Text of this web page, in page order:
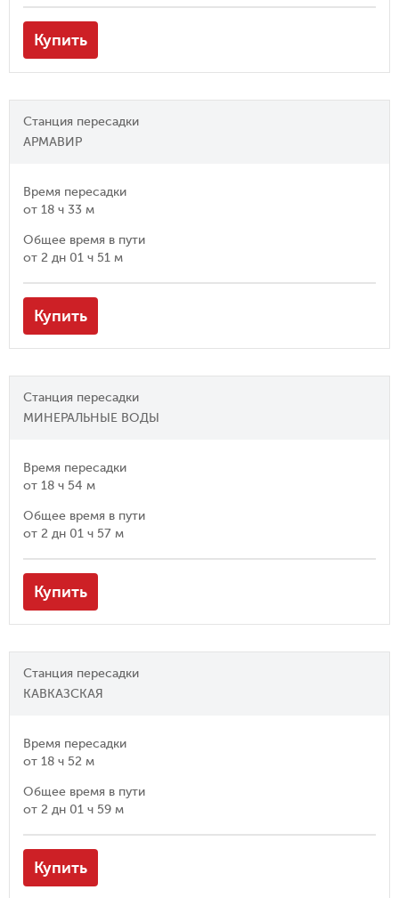
Купить
Станция пересадки
АРМАВИР
Время пересадки
от 18 ч 33 м
Общее время в пути
от 2 дн 01 ч 51 м
Купить
Станция пересадки
МИНЕРАЛЬНЫЕ ВОДЫ
Время пересадки
от 18 ч 54 м
Общее время в пути
от 2 дн 01 ч 57 м
Купить
Станция пересадки
КАВКАЗСКАЯ
Время пересадки
от 18 ч 52 м
Общее время в пути
от 2 дн 01 ч 59 м
Купить